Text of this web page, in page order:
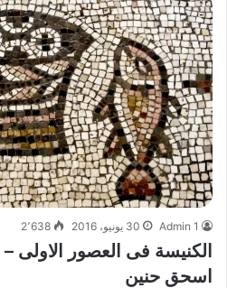
Admin 1 30 يونيو، 2016 2٬638
الكنيسة فى العصور الاولى
اسحق حنين